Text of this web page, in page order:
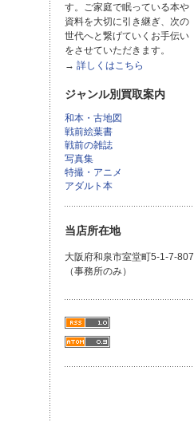
す。ご家庭で眠っている本や
資料を大切に引き継ぎ、次の
世代へと繋げていくお手伝い
をさせていただきます。
→ 詳しくはこちら
ジャンル別買取案内
和本・古地図
戦前絵葉書
戦前の雑誌
写真集
特撮・アニメ
アダルト本
当店所在地
大阪府和泉市室堂町5-1-7-807
（事務所のみ）